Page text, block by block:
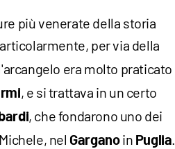
più venerate della storia
per via della
era molto praticato
, e si trattava in un certo
, che fondarono uno dei
nel Garganoin Puglia.